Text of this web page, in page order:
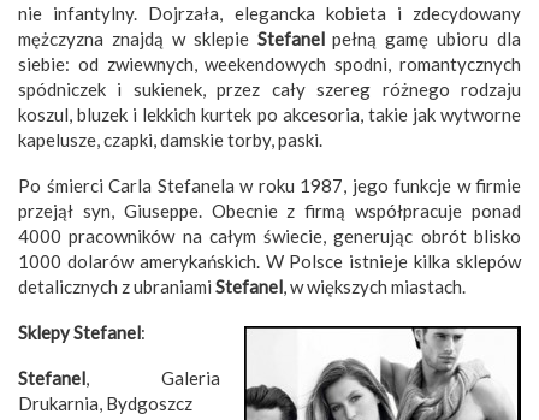
nie infantylny. Dojrzała, elegancka kobieta i zdecydowany
mężczyzna znajdą w sklepie Stefanelpełną gamę ubioru dla
siebie: od zwiewnych, weekendowych spodni, romantycznych
spódniczek i sukienek, przez cały szereg różnego rodzaju
koszul, bluzek i lekkich kurtek po akcesoria, takie jak wytworne
kapelusze, czapki, damskie torby, paski.
Po śmierci Carla Stefanela w roku 1987, jego funkcje w firmie
przejął syn, Giuseppe. Obecnie z firmą współpracuje ponad
4000 pracowników na całym świecie, generując obrót blisko
1000 dolarów amerykańskich. W Polsce istnieje kilka sklepów
detalicznych z ubraniami Stefanel, w większych miastach.
Sklepy Stefanel:
Stefanel, Galeria
Drukarnia, Bydgoszcz